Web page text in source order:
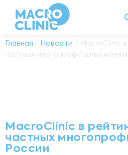
Главная / Новости / MacroClinic
частных многопрофильных
MacroClinic в
частных
России